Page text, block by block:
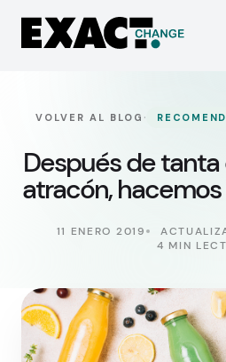
VOLVER AL BLOG ·
Después de
atracón,
11 ENERO 2019
4 MIN